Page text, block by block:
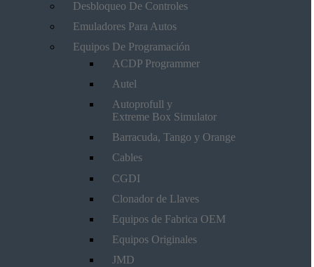
Desbloqueo De Controles
Emuladores Para Autos
Equipos De Programación
ACDP Programmer
Autel
Autoprofull y
Extreme Box Simulator
Barracuda, Tango y Orange
Cables
CGDI
Clonador de Llaves
Equipos de Fabrica OEM
Equipos Originales
JMD